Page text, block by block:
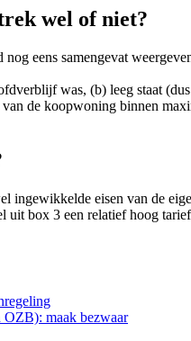
wel of niet?
nog eens samengevat
was, (b) leeg staat
de koopwoning binnen
ingewikkelde eisen van de
uit box 3 een relatief hoog
OZB): maak bezwaar